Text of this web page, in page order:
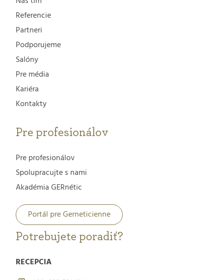
Referencie
Partneri
Podporujeme
Salóny
Pre média
Kariéra
Kontakty
Pre profesionálov
Pre profesionálov
Spolupracujte s nami
Akadémia GERnétic
Portál pre Gerneticienne
Potrebujete poradiť?
RECEPCIA